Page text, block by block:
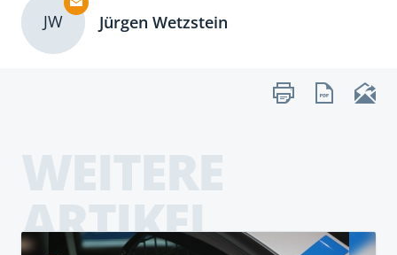
JW Jürgen Wetzstein
ARTIKEL